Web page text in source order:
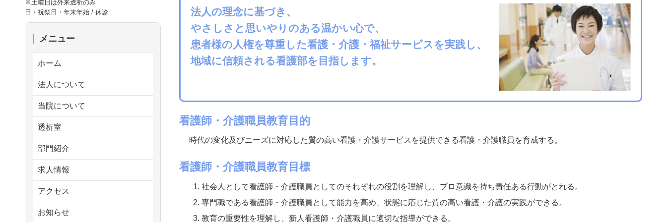
法人の理念に基づき、
やさしさと思いやりのある温かい心で、
患者様の人権を尊重した看護・介護・福祉サービスを実践し、
地域に信頼される看護部を目指します。
看護師・介護職員教育目的
時代の変化及びニーズに対応した質の高い看護・介護サービスを提供できる看護・介護職員を育成する。
看護師・介護職員教育目標
社会人として看護師・介護職員としてのそれぞれの役割を理解し、プロ意識を持ち責任ある行動がとれる。
専門職である看護師・介護職員として能力を高め、状態に応じた質の高い看護・介護の実践ができる。
教育の重要性を理解し、新人看護師・介護職員に適切な指導ができる。
※土曜日は外来透析のみ
日・祝祭日・年末年始 / 休診
メニュー
ホーム
法人について
当院について
透析室
部門紹介
求人情報
アクセス
お知らせ